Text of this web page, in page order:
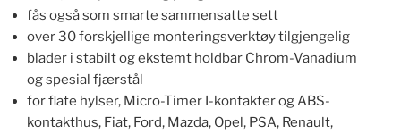
fås også som smarte sammensatte sett
over 30 forskjellige monteringsverktøy tilgjengelig
blader i stabilt og ekstemt holdbar Chrom-Vanadium
og spesial fjærstål
for flate hylser, Micro-Timer I-kontakter og ABS-
kontakthus, Fiat, Ford, Mazda, Opel, PSA, Renault,